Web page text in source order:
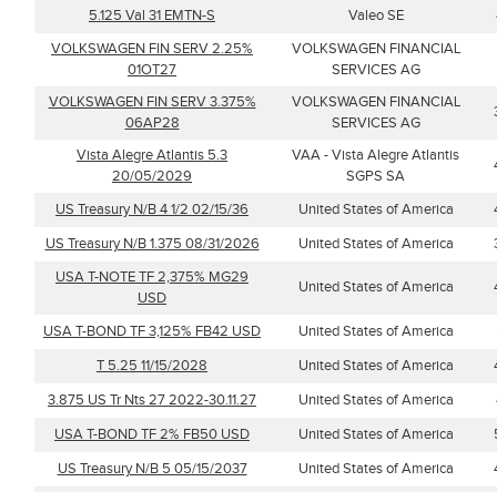
5.125 Val 31 EMTN-S Valeo SE
VOLKSWAGEN FIN SERV 2.25%
01OT27
VOLKSWAGEN FINANCIAL
SERVICES AG
VOLKSWAGEN FIN SERV 3.375%
06AP28
VOLKSWAGEN FINANCIAL
SERVICES AG
Vista Alegre Atlantis 5.3
20/05/2029
VAA - Vista Alegre Atlantis
SGPS SA
US Treasury N/B 4 1/2 02/15/36 United States of America
US Treasury N/B 1.375 08/31/2026
United States of America
USA T-NOTE TF 2,375% MG29
USD
United States of America
USA T-BOND TF 3,125% FB42 USD United States of America
T 5.25 11/15/2028
United States of America
3.875 US Tr Nts 27 2022-30.11.27
United States of America
USA T-BOND TF 2% FB50 USD
United States of America
US Treasury N/B 5 05/15/2037
United States of America